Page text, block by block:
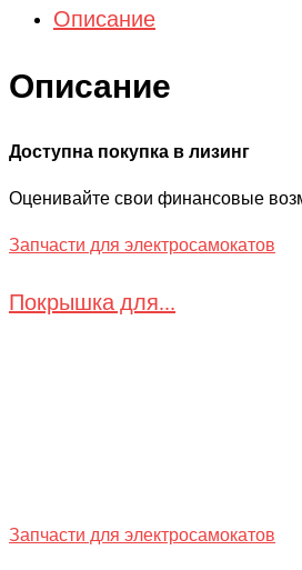
Описание
Описание
Доступна покупка в лизинг
Оценивайте свои финансовые
Запчасти для электросамокатов
Покрышка для...
Запчасти для электросамокатов